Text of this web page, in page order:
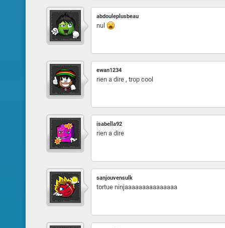
abdouleplusbeau
nul
ewan1234
rien a dire , trop cool
isabella92
rien a dire
sanjouvensulk
tortue ninjaaaaaaaaaaaaaaa